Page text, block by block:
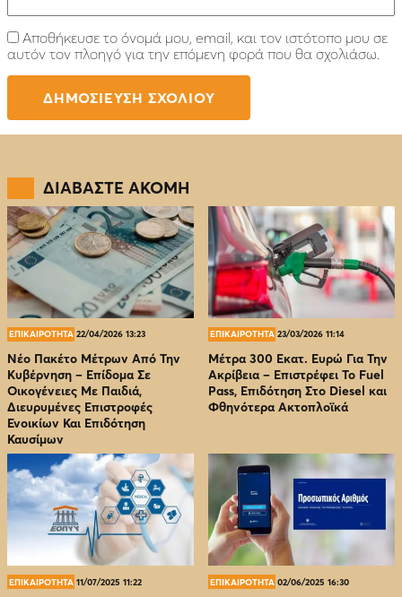
Αποθήκευσε το όνομά μου, email, και τον ιστότοπο μου σε
αυτόν τον πλοηγό για την επόμενη φορά που θα σχολιάσω.
ΔΙΑΒΑΣΤΕ ΑΚΟΜΗ
ΕΠΙΚΑΙΡΟΤΗΤΑ 22/04/2026 13:23
Νέο Πακέτο Μέτρων Από Την
Κυβέρνηση – Επίδομα Σε
Οικογένειες Με Παιδιά,
Διευρυμένες Επιστροφές
Ενοικίων Και Επιδότηση
Καυσίμων
ΕΠΙΚΑΙΡΟΤΗΤΑ 23/03/2026 11:14
Μέτρα 300 Εκατ. Ευρώ Για Την
Ακρίβεια – Επιστρέφει Το Fuel
Pass, Επιδότηση Στο Diesel και
Φθηνότερα Ακτοπλοϊκά
ΕΠΙΚΑΙΡΟΤΗΤΑ 11/07/2025 11:22 ΕΠΙΚΑΙΡΟΤΗΤΑ 02/06/2025 16:30